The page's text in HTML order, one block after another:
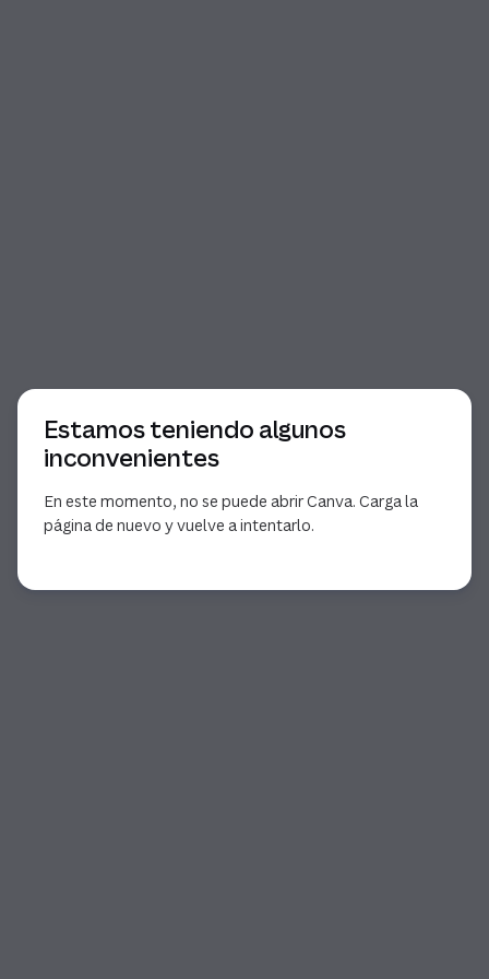
Estamos teniendo algunos
inconvenientes
En este momento, no se puede abrir Canva. Carga la
página de nuevo y vuelve a intentarlo.